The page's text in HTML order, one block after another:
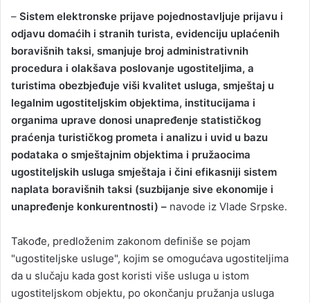
– Sistem elektronske prijave pojednostavljuje prijavu i
odjavu domaćih i stranih turista, evidenciju uplaćenih
boravišnih taksi, smanjuje broj administrativnih
procedura i olakšava poslovanje ugostiteljima, a
turistima obezbjeđuje viši kvalitet usluga, smještaj u
legalnim ugostiteljskim objektima, institucijama i
organima uprave donosi unapređenje statističkog
praćenja turističkog prometa i analizu i uvid u bazu
podataka o smještajnim objektima i pružaocima
ugostiteljskih usluga smještaja i čini efikasniji sistem
naplata boravišnih taksi (suzbijanje sive ekonomije i
unapređenje konkurentnosti) – navode iz Vlade Srpske.
Takođe, predloženim zakonom definiše se pojam
"ugostiteljske usluge", kojim se omogućava ugostiteljima
da u slučaju kada gost koristi više usluga u istom
ugostiteljskom objektu, po okončanju pružanja usluga